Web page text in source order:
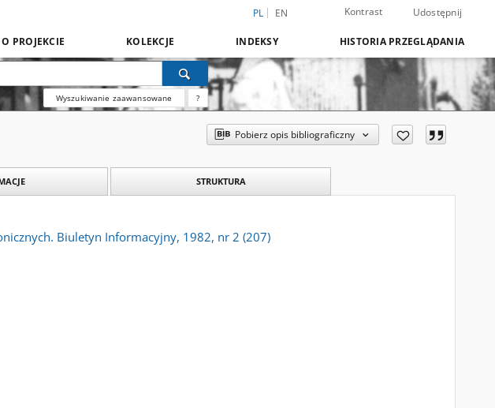
PL EN Kontrast Udostępnij
O PROJEKCIE KOLEKCJE INDEKSY HISTORIA PRZEGLĄDANIA
Wyszukiwanie zaawansowane ?
Pobierz opis bibliograficzny
STRUKTURA
Biuletyn Informacyjny, 1982, nr 2 (207)